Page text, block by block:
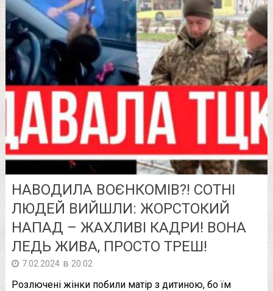
НАВОДИЛА ВОЄНКОМІВ?! СОТНІ
ЛЮДЕЙ ВИЙШЛИ: ЖОРСТОКИЙ
НАПАД – ЖАХЛИВІ КАДРИ! ВОНА
ЛЕДЬ ЖИВА, ПРОСТО ТРЕШ!
7.02.2024 в 20:02
Розлючені жінки побили матір з дитиною, бо їм